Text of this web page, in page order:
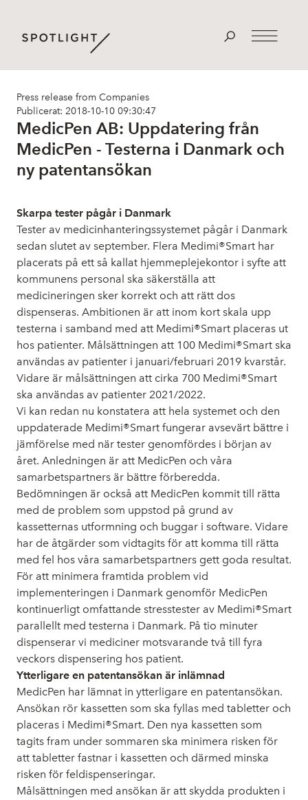
Press release from Companies
Publicerat: 2018-10-10 09:30:47
MedicPen AB: Uppdatering från
MedicPen - Testerna i Danmark och
ny patentansökan
Skarpa tester pågår i Danmark
Tester av medicinhanteringssystemet pågår i Danmark
sedan slutet av september. Flera Medimi®Smart har
placerats på ett så kallat hjemmeplejekontor i syfte att
kommunens personal ska säkerställa att
medicineringen sker korrekt och att rätt dos
dispenseras. Ambitionen är att inom kort skala upp
testerna i samband med att Medimi®Smart placeras ut
hos patienter. Målsättningen att 100 Medimi®Smart ska
användas av patienter i januari/februari 2019 kvarstår.
Vidare är målsättningen att cirka 700 Medimi®Smart
ska användas av patienter 2021/2022.
Vi kan redan nu konstatera att hela systemet och den
uppdaterade Medimi®Smart fungerar avsevärt bättre i
jämförelse med när tester genomfördes i början av
året. Anledningen är att MedicPen och våra
samarbetspartners är bättre förberedda.
Bedömningen är också att MedicPen kommit till rätta
med de problem som uppstod på grund av
kassetternas utformning och buggar i software. Vidare
har de åtgärder som vidtagits för att komma till rätta
med fel hos våra samarbetspartners gett goda resultat.
För att minimera framtida problem vid
implementeringen i Danmark genomför MedicPen
kontinuerligt omfattande stresstester av Medimi®Smart
parallellt med testerna i Danmark. På tio minuter
dispenserar vi mediciner motsvarande två till fyra
veckors dispensering hos patient.
Ytterligare en patentansökan är inlämnad
MedicPen har lämnat in ytterligare en patentansökan.
Ansökan rör kassetten som ska fyllas med tabletter och
placeras i Medimi®Smart. Den nya kassetten som
tagits fram under sommaren ska minimera risken för
att tabletter fastnar i kassetten och därmed minska
risken för feldispenseringar.
Målsättningen med ansökan är att skydda produkten i